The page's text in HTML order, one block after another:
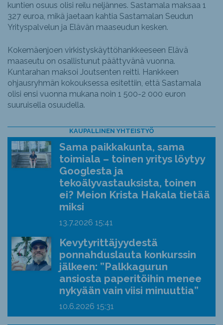
kuntien osuus olisi reilu neljännes. Sastamala maksaa 1
327 euroa, mikä jaetaan kahtia Sastamalan Seudun
Yrityspalvelun ja Elävän maaseudun kesken.
Kokemäenjoen virkistyskäyttöhankkeeseen Elävä
maaseutu on osallistunut päättyvänä vuonna.
Kuntarahan maksoi Joutsenten reitti. Hankkeen
ohjausryhmän kokouksessa esitettiin, että Sastamala
olisi ensi vuonna mukana noin 1 500-2 000 euron
suuruisella osuudella.
KAUPALLINEN YHTEISTYÖ
Sama paikkakunta, sama
toimiala – toinen yritys löytyy
Googlesta ja
tekoälyvastauksista, toinen
ei? Meion Krista Hakala tietää
miksi
13.7.2026 15:41
Kevytyrittäjyydestä
ponnahduslauta konkurssin
jälkeen: ”Palkkagurun
ansiosta paperitöihin menee
nykyään vain viisi minuuttia”
10.6.2026 15:31